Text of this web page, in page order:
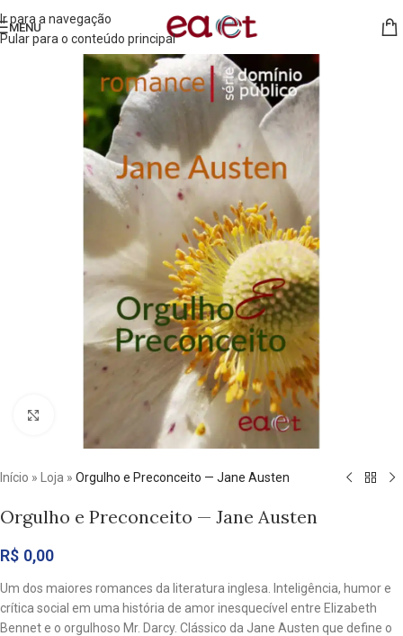
Ir para a navegação
Pular para o conteúdo principal
MENU
Início » Loja » Orgulho e Preconceito — Jane Austen
Orgulho e Preconceito — Jane Austen
R$ 0,00
Um dos maiores romances da literatura inglesa. Inteligência, humor e
crítica social em uma história de amor inesquecível entre Elizabeth
Bennet e o orgulhoso Mr. Darcy. Clássico da Jane Austen que define o